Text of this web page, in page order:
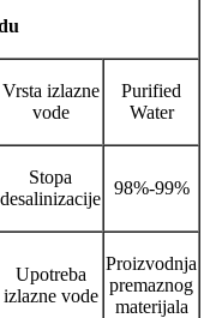
Vrsta izlazne
vode
Purified
Water
Stopa
desalinizacije
98%-99%
Upotreba
izlazne vode
Proizvodnja
premaznog
materijala